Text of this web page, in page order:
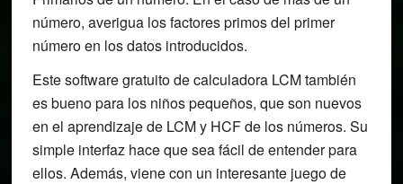
número, averigua los factores primos del primer
número en los datos introducidos.
Este software gratuito de calculadora LCM también
es bueno para los niños pequeños, que son nuevos
en el aprendizaje de LCM y HCF de los números. Su
simple interfaz hace que sea fácil de entender para
ellos. Además, viene con un interesante juego de